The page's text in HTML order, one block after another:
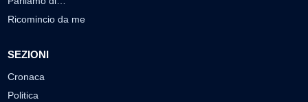
Ricomincio da me
SEZIONI
Cronaca
Politica